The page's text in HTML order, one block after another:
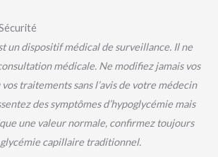
un dispositif médical de surveillance. Il ne
médicale. Ne modifiez jamais vos
vos traitements sans l’avis de votre médecin
des symptômes d’hypoglycémie mais
une valeur normale, confirmez toujours
capillaire traditionnel.